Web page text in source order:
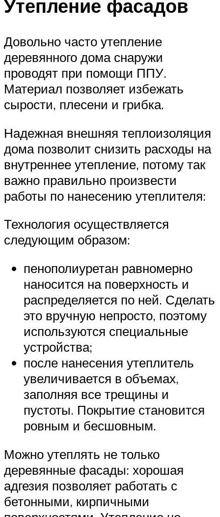
Утепление фасадов
Довольно часто утепление
деревянного дома снаружи
проводят при помощи ППУ.
Материал позволяет избежать
сырости, плесени и грибка.
Надежная внешняя теплоизоляция
дома позволит снизить расходы на
внутреннее утепление, потому так
важно правильно произвести
работы по нанесению утеплителя:
Технология осуществляется
следующим образом:
пенополиуретан равномерно
наносится на поверхность и
распределяется по ней. Сделать
это вручную непросто, поэтому
используются специальные
устройства;
после нанесения утеплитель
увеличивается в объемах,
заполняя все трещины и
пустоты. Покрытие становится
ровным и бесшовным.
Можно утеплять не только
деревянные фасады: хорошая
адгезия позволяет работать с
бетонными, кирпичными